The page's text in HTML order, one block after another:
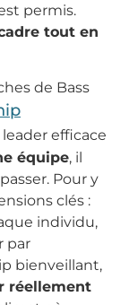
permis.
tout en
de Bass
efficace
équipe, il
Pour y
clés :
individu,
par
bienveillant,
réellement